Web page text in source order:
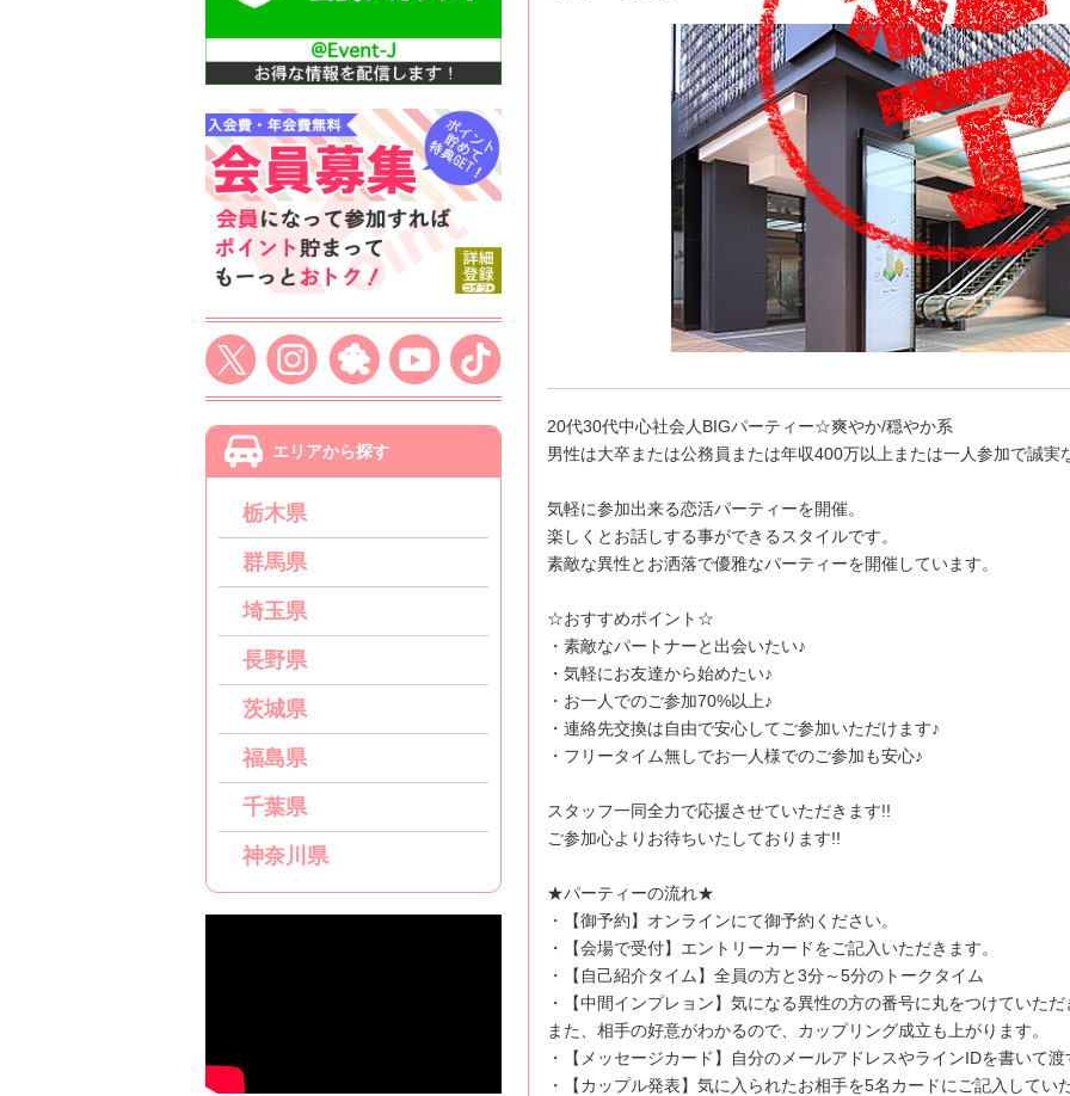
エリアから探す
栃木県
群馬県
埼玉県
長野県
茨城県
福島県
千葉県
神奈川県
20代30代中心社会人BIGパーティー☆爽やか/穏やか系
男性は大卒または公務員または年収400万以上または一人参加で誠実
気軽に参加出来る恋活パーティーを開催。
楽しくとお話しする事ができるスタイルです。
素敵な異性とお洒落で優雅なパーティーを開催しています。
☆おすすめポイント☆
・素敵なパートナーと出会いたい♪
・気軽にお友達から始めたい♪
・お一人でのご参加70%以上♪
・連絡先交換は自由で安心してご参加いただけます♪
・フリータイム無しでお一人様でのご参加も安心♪
スタッフ一同全力で応援させていただきます!!
ご参加心よりお待ちいたしております!!
★パーティーの流れ★
・【御予約】オンラインにて御予約ください。
・【会場で受付】エントリーカードをご記入いただきます。
・【自己紹介タイム】全員の方と3分～5分のトークタイム
・【中間インプレョン】気になる異性の方の番号に丸をつけていただ
また、相手の好意がわかるので、カップリング成立も上がります。
・【メッセージカード】自分のメールアドレスやラインIDを書いて
・【カップル発表】気に入られたお相手を5名カードにご記入して